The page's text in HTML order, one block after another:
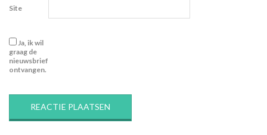
Site
Ja, ik wil
graag de
nieuwsbrief
ontvangen.